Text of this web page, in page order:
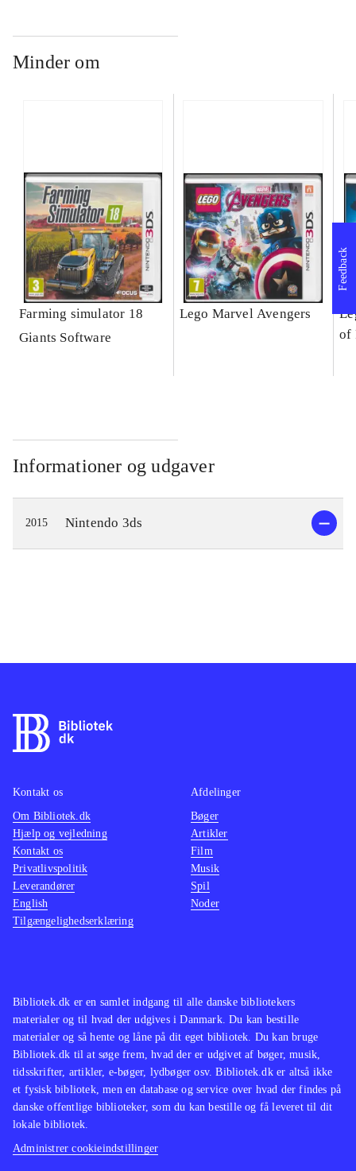
Minder om
Farming simulator 18
Giants Software
Lego Marvel Avengers
of
Informationer og udgaver
2015 Nintendo 3ds
Feedback
Bibliotek.dk er en samlet indgang til alle danske bibliotekers
materialer og til hvad der udgives i Danmark. Du kan bestille
materialer og så hente og låne på dit eget bibliotek. Du kan bruge
Bibliotek.dk til at søge frem, hvad der er udgivet af bøger, musik,
tidsskrifter, artikler, e-bøger, lydbøger osv. Bibliotek.dk er altså ikke
et fysisk bibliotek, men en database og service over hvad der findes på
danske offentlige biblioteker, som du kan bestille og få leveret til dit
lokale bibliotek.
Administrer cookieindstillinger
Kontakt os
Om Bibliotek.dk
Hjælp og vejledning
Kontakt os
Privatlivspolitik
Leverandører
English
Tilgængelighedserklæring
Afdelinger
Bøger
Artikler
Film
Musik
Spil
Noder